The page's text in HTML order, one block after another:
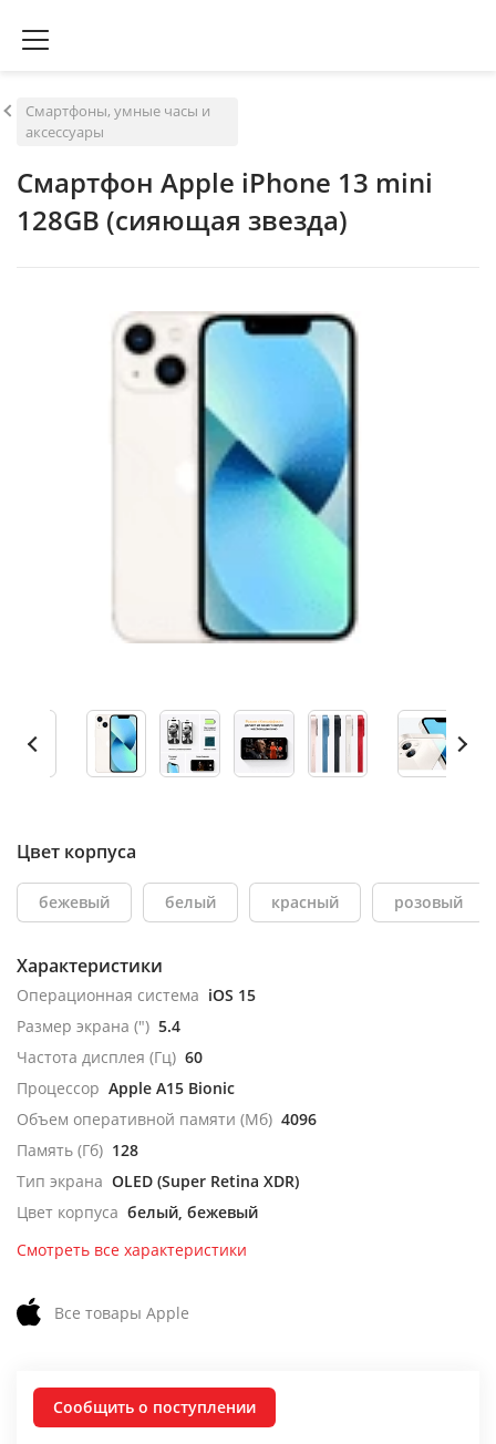
Смартфоны, умные часы и
аксессуары
Смартфон Apple iPhone 13 mini
128GB (сияющая звезда)
Цвет корпуса
бежевый белый красный розовый
Характеристики
Операционная система iOS 15
Размер экрана (") 5.4
Частота дисплея (Гц) 60
Процессор Apple A15 Bionic
Объем оперативной памяти (Мб) 4096
Память (Гб) 128
Тип экрана OLED (Super Retina XDR)
Цвет корпуса белый, бежевый
Смотреть все характеристики
Все товары Apple
Сообщить о поступлении